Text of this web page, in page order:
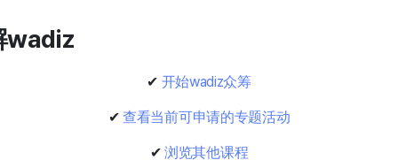
wadiz
✔ 开始wadiz众筹
✔ 查看当前可申请的专题活动
✔浏览其他课程